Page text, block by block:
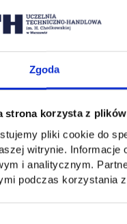
Zgoda
strona korzysta z
pliki cookie do
witrynie. Informacje
i analitycznym.
podczas korzystania z